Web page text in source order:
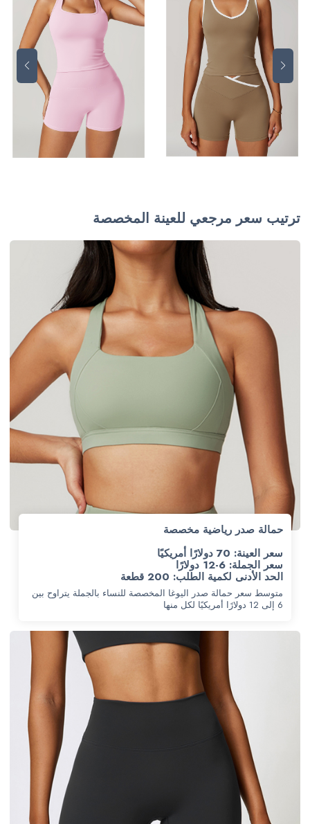
ترتيب سعر مرجعي للعينة المخصصة
حمالة صدر رياضية مخصصة
سعر العينة: 70 دولارًا أمريكيًا
سعر الجملة: 6-12 دولارًا
الحد الأدنى لكمية الطلب: 200 قطعة
متوسط سعر حمالة صدر اليوغا المخصصة للنساء بالجملة يتراوح بين
6 إلى 12 دولارًا أمريكيًا لكل منها